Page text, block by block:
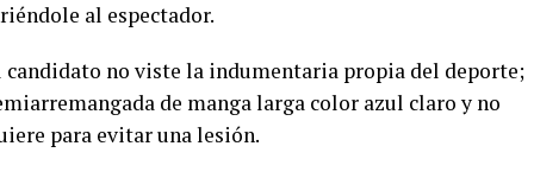
al espectador.
no viste la indumentaria propia del deporte;
de manga larga color azul claro y no
para evitar una lesión.